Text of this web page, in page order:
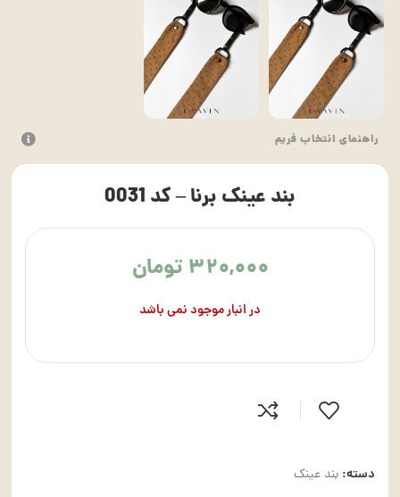
راهنمای انتخاب فریم
بند عینک برنا – کد 0031
۳۲۰,۰۰۰ تومان
در انبار موجود نمی باشد
دسته: بند عینک